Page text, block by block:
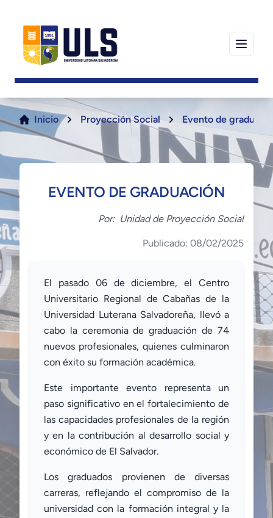
Inicio Proyección Social Evento de
EVENTO DE GRADUACIÓN
Por: Unidad de Proyección Social
Publicado: 08/02/2025
El pasado 06 de diciembre, el Centro
Universitario Regional de Cabañas de la
Universidad Luterana Salvadoreña, llevó a
cabo la ceremonia de graduación de 74
nuevos profesionales, quienes culminaron
con éxito su formación académica.
Este importante evento representa un
paso significativo en el fortalecimiento de
las capacidades profesionales de la región
y en la contribución al desarrollo social y
económico de El Salvador.
Los graduados provienen de diversas
carreras, reflejando el compromiso de la
universidad con la formación integral y la